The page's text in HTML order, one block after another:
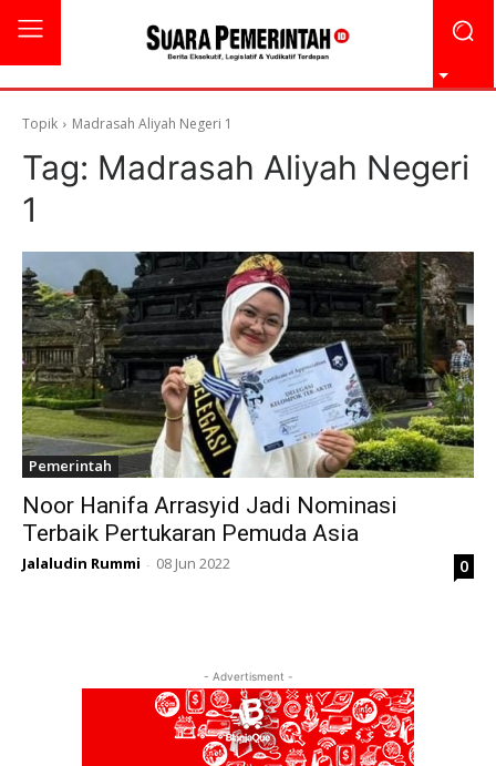
Topik Madrasah Aliyah Negeri 1
Tag: Madrasah Aliyah Negeri
1
Pemerintah
Noor Hanifa Arrasyid Jadi Nominasi
Terbaik Pertukaran Pemuda Asia
Jalaludin Rummi - 08 Jun 2022 0
- Advertisment -